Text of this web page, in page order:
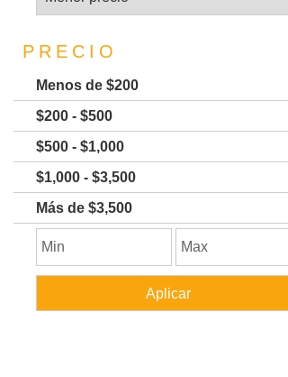
PRECIO
Menos de $200
$200 - $500
$500 - $1,000
$1,000 - $3,500
Más de $3,500